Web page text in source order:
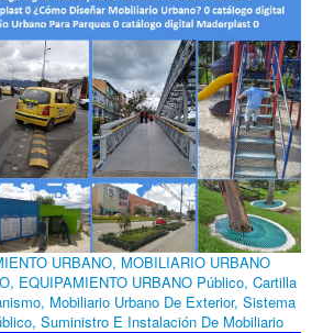
URBANO, MOBILIARIO URBANO
EQUIPAMIENTO URBANO Público, Cartilla
Mobiliario Urbano De Exterior, Sistema
Suministro E Instalación De Mobiliario